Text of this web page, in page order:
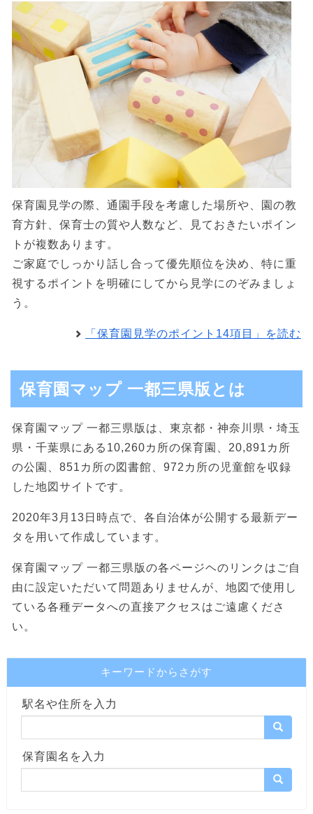
保育園見学の際、通園手段を考慮した場所や、園の教
育方針、保育士の質や人数など、見ておきたいポイン
トが複数あります。
ご家庭でしっかり話し合って優先順位を決め、特に重
視するポイントを明確にしてから見学にのぞみましょ
う。
「保育園見学のポイント14項目」を読む
保育園マップ 一都三県版とは
保育園マップ 一都三県版は、東京都・神奈川県・埼玉
県・千葉県にある10,260カ所の保育園、20,891カ所
の公園、851カ所の図書館、972カ所の児童館を収録
した地図サイトです。
2020年3月13日時点で、各自治体が公開する最新デー
タを用いて作成しています。
保育園マップ 一都三県版の各ページヘのリンクはご自
由に設定いただいて問題ありませんが、地図で使用し
ている各種データへの直接アクセスはご遠慮くださ
い。
キーワードからさがす
駅名や住所を入力
保育園名を入力